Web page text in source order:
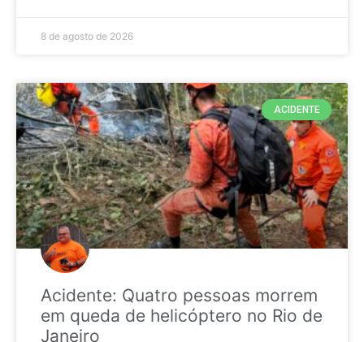
8 de agosto de 2026
ACIDENTE
Acidente: Quatro pessoas morrem
em queda de helicóptero no Rio de
Janeiro